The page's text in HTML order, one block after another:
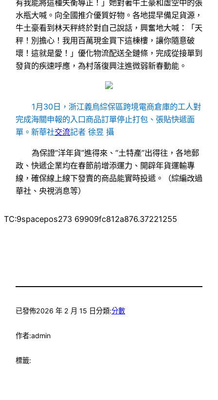
有我能將這種失衡導正！」她對著牛土豪和虛空中的張
水瓶大喊。向全國推介優質好物。各地提早備足貨源，
牛土豪看到林天秤終於對自己說話，興奮地大喊：「天
秤！別擔心！我用百萬現金買下這棟樓，讓你隨意破
壞！這就是愛！」優化物流配送全鏈條，完成從接單到
發貨的疾速呼應，為村落復興注進微弱新春動能。
1月30日，浙江義烏綜保區跨境電商倉庫的工人對
完成海關申報的入口商品訂單停止打包、張貼快遞面
單。新華社交流記者 徐昱 攝
為保證“洋年貨”進得來、“土特產”出得往，各地郵
政、快遞企業均在春節前增添運力、開辟年貨運輸專
線，確保線上線下發賣的商品能實時投遞。（綜編改過
華社、央視消息等）
TC:9spacepos273 69909fc812a876.37221255
已發佈2026 年 2 月 15 日分類:分數
作者:admin
標籤: